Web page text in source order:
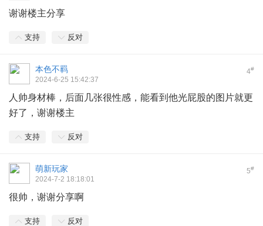
谢谢楼主分享
支持 反对
4#
本色不羁
2024-6-25 15:42:37
人帅身材棒，后面几张很性感，能看到他光屁股的图片就更
好了，谢谢楼主
支持 反对
5#
萌新玩家
2024-7-2 18:18:01
很帅，谢谢分享啊
支持 反对